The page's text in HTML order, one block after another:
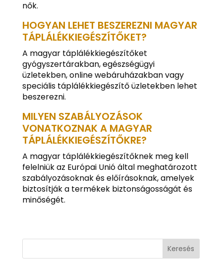
nők.
HOGYAN LEHET BESZEREZNI MAGYAR
TÁPLÁLÉKKIEGÉSZÍTŐKET?
A magyar táplálékkiegészítőket
gyógyszertárakban, egészségügyi
üzletekben, online webáruházakban vagy
speciális táplálékkiegészítő üzletekben lehet
beszerezni.
MILYEN SZABÁLYOZÁSOK
VONATKOZNAK A MAGYAR
TÁPLÁLÉKKIEGÉSZÍTŐKRE?
A magyar táplálékkiegészítőknek meg kell
felelniük az Európai Unió által meghatározott
szabályozásoknak és előírásoknak, amelyek
biztosítják a termékek biztonságosságát és
minőségét.